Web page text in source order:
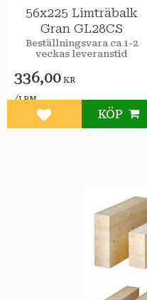
56x225 Limträbalk
Gran GL28CS
Beställningsvara ca 1-2
veckas leveranstid
336,00 KR
/LPM
Lägg till i favoriter
KÖP